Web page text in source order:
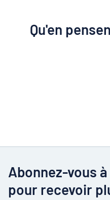
Qu'en
Abonnez-vous
pour recevoir